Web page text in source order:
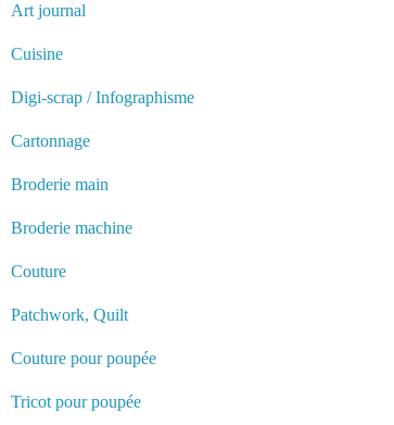
Art journal
Cuisine
Digi-scrap / Infographisme
Cartonnage
Broderie main
Broderie machine
Couture
Patchwork, Quilt
Couture pour poupée
Tricot pour poupée